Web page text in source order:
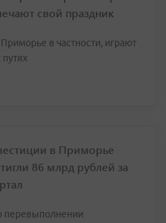
свой праздник
в частности, играют
в Приморье
86 млрд рублей за
перевыполнении